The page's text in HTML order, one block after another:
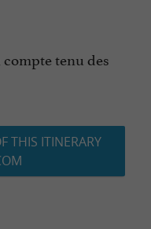
tenu des
THIS ITINERARY